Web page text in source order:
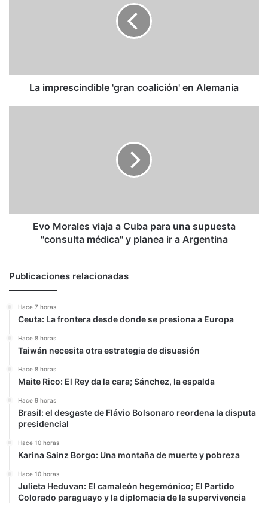
La imprescindible 'gran coalición' en Alemania
"consulta
médica"
a
Evo Morales viaja a Cuba para una supuesta
"consulta médica" y planea ir a Argentina
Publicaciones relacionadas
Hace 7 horas
Ceuta: La frontera desde donde se presiona a Europa
Hace 8 horas
Taiwán necesita otra estrategia de disuasión
Hace 8 horas
Maite Rico: El Rey da la cara; Sánchez, la espalda
Hace 9 horas
Brasil: el desgaste de Flávio Bolsonaro reordena la disputa
presidencial
Hace 10 horas
Karina Sainz Borgo: Una montaña de muerte y pobreza
Hace 10 horas
Julieta Heduvan: El camaleón hegemónico; El Partido
Colorado paraguayo y la diplomacia de la supervivencia